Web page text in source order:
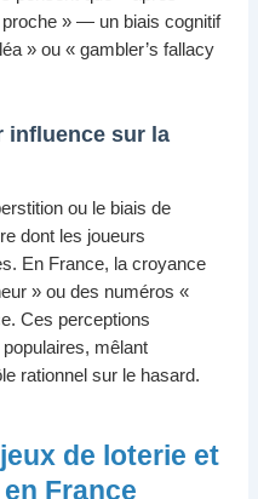
» — un biais cognitif
» ou « gambler’s fallacy
influence sur la
ou le biais de
dont les joueurs
En France, la croyance
» ou des numéros «
Ces perceptions
mêlant
rationnel sur le hasard.
de loterie et
France